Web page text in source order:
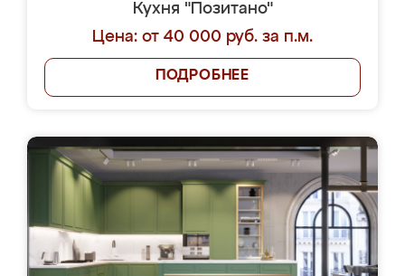
Кухня "Позитано"
Цена: от 40 000 руб. за п.м.
ПОДРОБНЕЕ